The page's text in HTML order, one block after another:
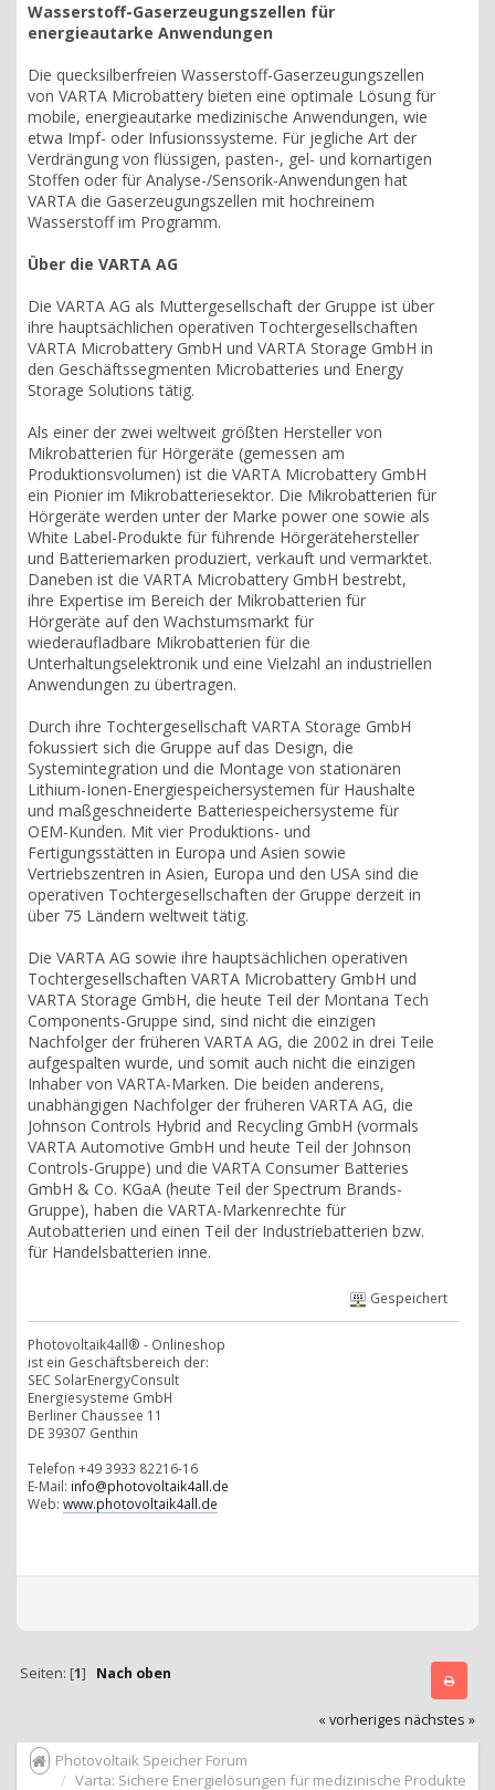
Wasserstoff-Gaserzeugungszellen für
energieautarke Anwendungen
Die quecksilberfreien Wasserstoff-Gaserzeugungszellen
von VARTA Microbattery bieten eine optimale Lösung für
mobile, energieautarke medizinische Anwendungen, wie
etwa Impf- oder Infusionssysteme. Für jegliche Art der
Verdrängung von flüssigen, pasten-, gel- und kornartigen
Stoffen oder für Analyse-/Sensorik-Anwendungen hat
VARTA die Gaserzeugungszellen mit hochreinem
Wasserstoff im Programm.
Über die VARTA AG
Die VARTA AG als Muttergesellschaft der Gruppe ist über
ihre hauptsächlichen operativen Tochtergesellschaften
VARTA Microbattery GmbH und VARTA Storage GmbH in
den Geschäftssegmenten Microbatteries und Energy
Storage Solutions tätig.
Als einer der zwei weltweit größten Hersteller von
Mikrobatterien für Hörgeräte (gemessen am
Produktionsvolumen) ist die VARTA Microbattery GmbH
ein Pionier im Mikrobatteriesektor. Die Mikrobatterien für
Hörgeräte werden unter der Marke power one sowie als
White Label-Produkte für führende Hörgerätehersteller
und Batteriemarken produziert, verkauft und vermarktet.
Daneben ist die VARTA Microbattery GmbH bestrebt,
ihre Expertise im Bereich der Mikrobatterien für
Hörgeräte auf den Wachstumsmarkt für
wiederaufladbare Mikrobatterien für die
Unterhaltungselektronik und eine Vielzahl an industriellen
Anwendungen zu übertragen.
Durch ihre Tochtergesellschaft VARTA Storage GmbH
fokussiert sich die Gruppe auf das Design, die
Systemintegration und die Montage von stationären
Lithium-Ionen-Energiespeichersystemen für Haushalte
und maßgeschneiderte Batteriespeichersysteme für
OEM-Kunden. Mit vier Produktions- und
Fertigungsstätten in Europa und Asien sowie
Vertriebszentren in Asien, Europa und den USA sind die
operativen Tochtergesellschaften der Gruppe derzeit in
über 75 Ländern weltweit tätig.
Die VARTA AG sowie ihre hauptsächlichen operativen
Tochtergesellschaften VARTA Microbattery GmbH und
VARTA Storage GmbH, die heute Teil der Montana Tech
Components-Gruppe sind, sind nicht die einzigen
Nachfolger der früheren VARTA AG, die 2002 in drei Teile
aufgespalten wurde, und somit auch nicht die einzigen
Inhaber von VARTA-Marken. Die beiden anderens,
unabhängigen Nachfolger der früheren VARTA AG, die
Johnson Controls Hybrid and Recycling GmbH (vormals
VARTA Automotive GmbH und heute Teil der Johnson
Controls-Gruppe) und die VARTA Consumer Batteries
GmbH & Co. KGaA (heute Teil der Spectrum Brands-
Gruppe), haben die VARTA-Markenrechte für
Autobatterien und einen Teil der Industriebatterien bzw.
für Handelsbatterien inne.
Gespeichert
Photovoltaik4all® - Onlineshop
ist ein Geschäftsbereich der:
SEC SolarEnergyConsult
Energiesysteme GmbH
Berliner Chaussee 11
DE 39307 Genthin
Telefon +49 3933 82216-16
E-Mail: info@photovoltaik4all.de
Web: www.photovoltaik4all.de
Seiten: [1] Nach oben
« vorheriges nächstes »
Photovoltaik Speicher Forum
Varta: Sichere Energielösungen für medizinische Produkte